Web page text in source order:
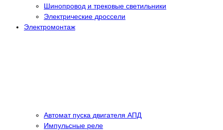
Шинопровод и трековые светильники
Электрические дроссели
Электромонтаж
Автомат пуска двигателя АПД
Импульсные реле